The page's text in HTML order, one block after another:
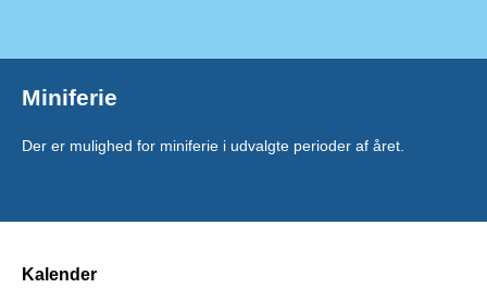
Miniferie
Der er mulighed for miniferie i udvalgte perioder af året.
Kalender